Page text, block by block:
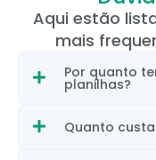
Aqui estão
mais
Por quanto
planilhas?
Quanto